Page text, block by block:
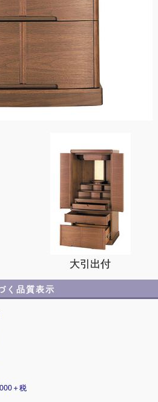
大引出付
く品質表示
＋税